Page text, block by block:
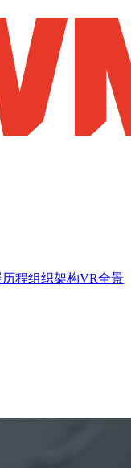
程组织架构VR全景